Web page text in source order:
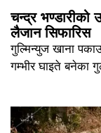
चन्द्र भण्डारीको
लैजान सिफारिस
गुल्मिन्युज खाना
गम्भीर घाइते बनेका